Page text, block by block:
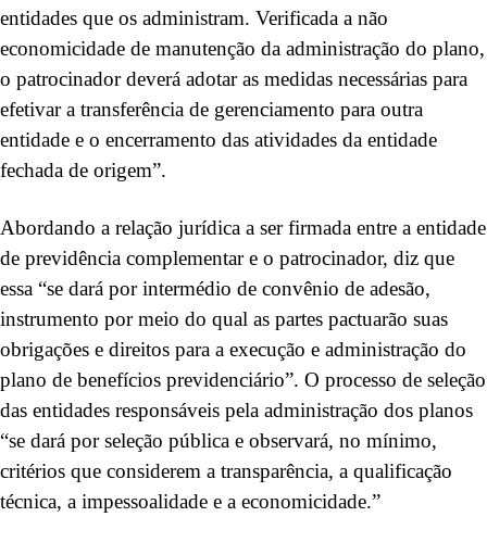
entidades que os administram. Verificada a não
economicidade de manutenção da administração do plano,
o patrocinador deverá adotar as medidas necessárias para
efetivar a transferência de gerenciamento para outra
entidade e o encerramento das atividades da entidade
fechada de origem”.
Abordando a relação jurídica a ser firmada entre a entidade
de previdência complementar e o patrocinador, diz que
essa “se dará por intermédio de convênio de adesão,
instrumento por meio do qual as partes pactuarão suas
obrigações e direitos para a execução e administração do
plano de benefícios previdenciário”. O processo de seleção
das entidades responsáveis pela administração dos planos
“se dará por seleção pública e observará, no mínimo,
critérios que considerem a transparência, a qualificação
técnica, a impessoalidade e a economicidade.”